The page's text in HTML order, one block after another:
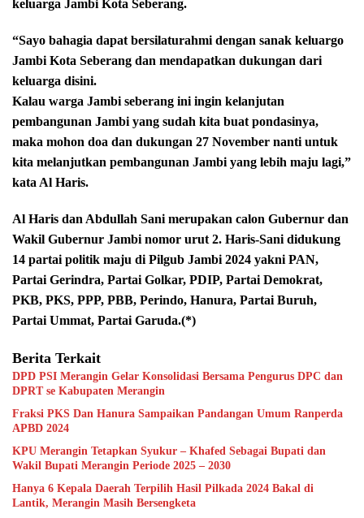
keluarga Jambi Kota Seberang.
“Sayo bahagia dapat bersilaturahmi dengan sanak keluargo
Jambi Kota Seberang dan mendapatkan dukungan dari
keluarga disini.
Kalau warga Jambi seberang ini ingin kelanjutan
pembangunan Jambi yang sudah kita buat pondasinya,
maka mohon doa dan dukungan 27 November nanti untuk
kita melanjutkan pembangunan Jambi yang lebih maju lagi,”
kata Al Haris.
Al Haris dan Abdullah Sani merupakan calon Gubernur dan
Wakil Gubernur Jambi nomor urut 2. Haris-Sani didukung
14 partai politik maju di Pilgub Jambi 2024 yakni PAN,
Partai Gerindra, Partai Golkar, PDIP, Partai Demokrat,
PKB, PKS, PPP, PBB, Perindo, Hanura, Partai Buruh,
Partai Ummat, Partai Garuda.(*)
Berita Terkait
DPD PSI Merangin Gelar Konsolidasi Bersama Pengurus DPC dan
DPRT se Kabupaten Merangin
Fraksi PKS Dan Hanura Sampaikan Pandangan Umum Ranperda
APBD 2024
KPU Merangin Tetapkan Syukur – Khafed Sebagai Bupati dan
Wakil Bupati Merangin Periode 2025 – 2030
Hanya 6 Kepala Daerah Terpilih Hasil Pilkada 2024 Bakal di
Lantik, Merangin Masih Bersengketa